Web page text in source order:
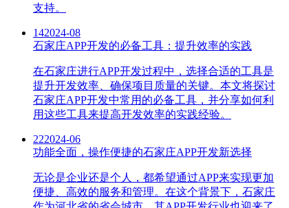
支持。
142024-08
石家庄APP开发的必备工具：提升效率的实践
在石家庄进行APP开发过程中，选择合适的工具是
提升开发效率、确保项目质量的关键。本文将探讨
石家庄APP开发中常用的必备工具，并分享如何利
用这些工具来提高开发效率的实践经验。
222024-06
功能全面，操作便捷的石家庄APP开发新选择
无论是企业还是个人，都希望通过APP来实现更加
便捷、高效的服务和管理。在这个背景下，石家庄